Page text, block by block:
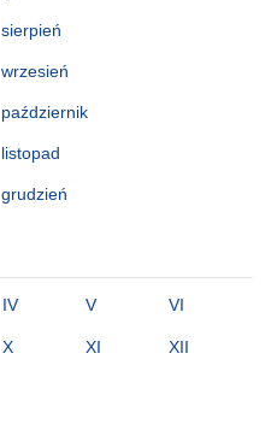
sierpień
wrzesień
październik
listopad
grudzień
IV V VI
X XI XII